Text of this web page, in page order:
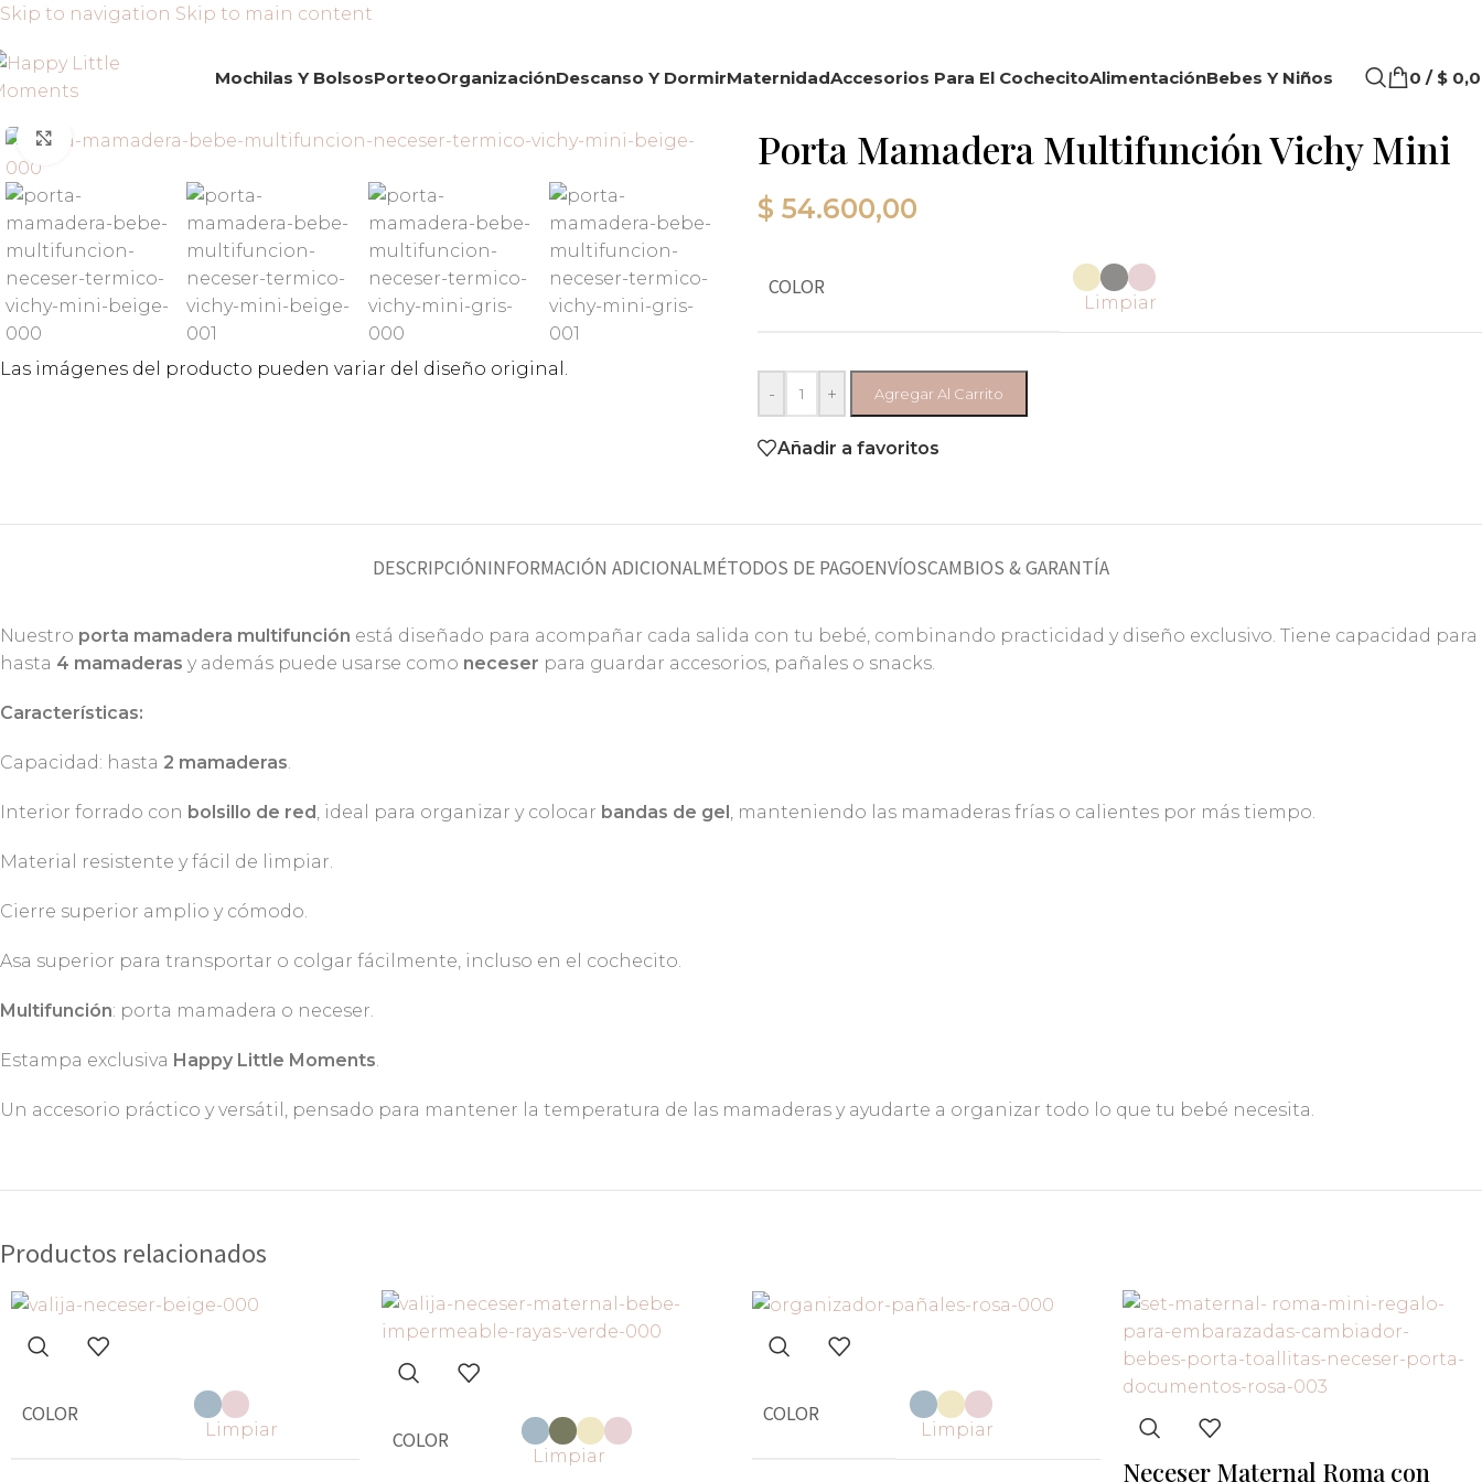
Skip to navigation Skip to main content
Mochilas Y BolsosPorteoOrganizaciónDescanso Y DormirMaternidadAccesorios Para El CochecitoAlimentaciónBebes Y Niños 0 / $
Click to enlarge
Las imágenes del producto pueden variar del diseño original.
Porta Mamadera Multifunción Vichy Mini
$ 54.600,00
COLOR
Limpiar
- + Agregar Al Carrito
Añadir a favoritos
DESCRIPCIÓNINFORMACIÓN ADICIONALMÉTODOS DE PAGOENVÍOSCAMBIOS & GARANTÍA
Nuestro porta mamadera multifunción está diseñado para acompañar cada salida con tu bebé, combinando practicidad y diseño exclusivo. Tiene capacidad para
hasta 4 mamaderas y además puede usarse como neceser para guardar accesorios, pañales o snacks.
Características:
Capacidad: hasta 2 mamaderas.
Interior forrado con bolsillo de red, ideal para organizar y colocar bandas de gel, manteniendo las mamaderas frías o calientes por más tiempo.
Material resistente y fácil de limpiar.
Cierre superior amplio y cómodo.
Asa superior para transportar o colgar fácilmente, incluso en el cochecito.
Multifunción: porta mamadera o neceser.
Estampa exclusiva Happy Little Moments.
Un accesorio práctico y versátil, pensado para mantener la temperatura de las mamaderas y ayudarte a organizar todo lo que tu bebé necesita.
Productos relacionados
COLOR
Limpiar COLOR
Limpiar
COLOR
Limpiar
Neceser Maternal Roma con